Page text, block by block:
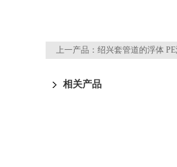
上一产品： 绍兴套管道的浮体
相关产品